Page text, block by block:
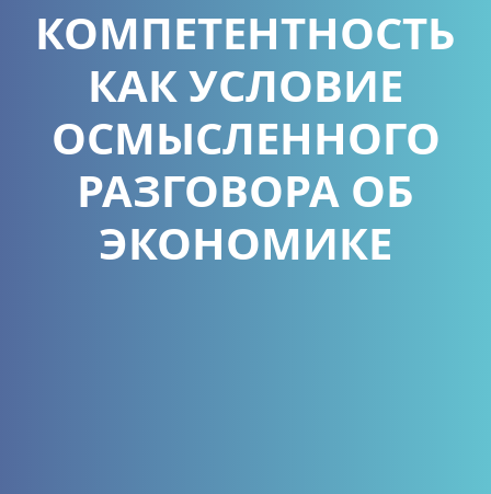
КОМПЕТЕНТНОСТЬ
КАК УСЛОВИЕ
ОСМЫСЛЕННОГО
РАЗГОВОРА ОБ
ЭКОНОМИКЕ